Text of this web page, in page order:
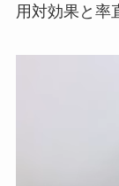
用対効果と率